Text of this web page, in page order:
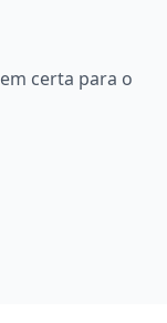
certa para o